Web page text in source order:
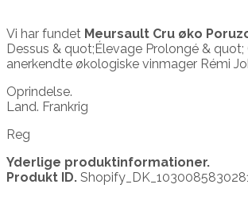
Vi har fundet Meursault Cru øko
Dessus & quot;Élevage Prolongé &
anerkendte økologiske vinmager Rémi
Oprindelse.
Land. Frankrig
Reg
Yderlige produktinformationer.
Produkt ID.